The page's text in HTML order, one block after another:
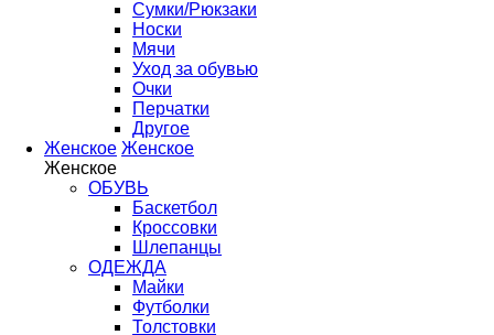
Сумки/Рюкзаки
Носки
Мячи
Уход за обувью
Очки
Перчатки
Другое
Женское Женское
Женское
ОБУВЬ
Баскетбол
Кроссовки
Шлепанцы
ОДЕЖДА
Майки
Футболки
Толстовки